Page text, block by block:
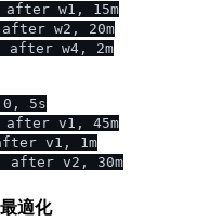
after w1, 15m
after w2, 20m
after w4, 2m
0, 5s
after v1, 45m
v1, 1m
適化